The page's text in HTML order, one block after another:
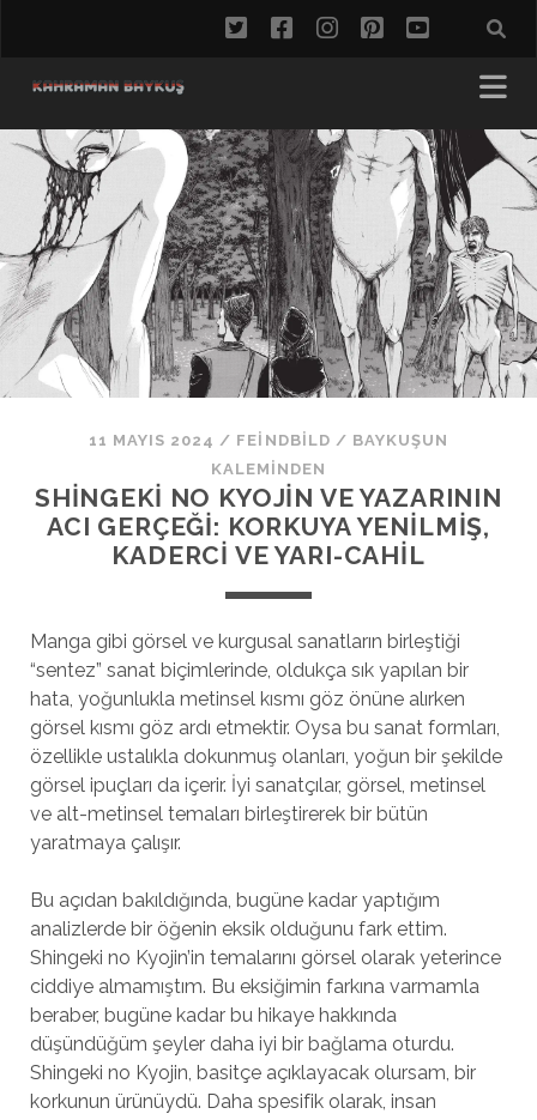
twitterfacebookinstagram
pinterest
youtube
11 MAYIS 2024 / FEINDBILD / BAYKUŞUN
KALEMINDEN
SHINGEKI NO KYOJIN VE YAZARININ
ACI GERÇEĞI: KORKUYA YENILMIŞ,
KADERCI VE YARI-CAHIL
Manga gibi görsel ve kurgusal sanatların birleştiği
“sentez” sanat biçimlerinde, oldukça sık yapılan bir
hata, yoğunlukla metinsel kısmı göz önüne alırken
görsel kısmı göz ardı etmektir. Oysa bu sanat formları,
özellikle ustalıkla dokunmuş olanları, yoğun bir şekilde
görsel ipuçları da içerir. İyi sanatçılar, görsel, metinsel
ve alt-metinsel temaları birleştirerek bir bütün
yaratmaya çalışır.
Bu açıdan bakıldığında, bugüne kadar yaptığım
analizlerde bir öğenin eksik olduğunu fark ettim.
Shingeki no Kyojin’in temalarını görsel olarak yeterince
ciddiye almamıştım. Bu eksiğimin farkına varmamla
beraber, bugüne kadar bu hikaye hakkında
düşündüğüm şeyler daha iyi bir bağlama oturdu.
Shingeki no Kyojin, basitçe açıklayacak olursam, bir
korkunun ürünüydü. Daha spesifik olarak, insan